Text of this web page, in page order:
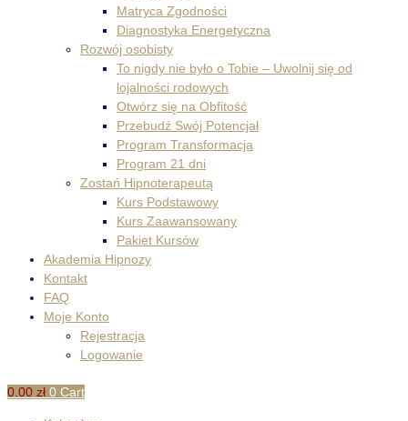
Matryca Zgodności
Diagnostyka Energetyczna
Rozwój osobisty
To nigdy nie było o Tobie – Uwolnij się od
lojalności rodowych
Otwórz się na Obfitość
Przebudź Swój Potencjał
Program Transformacja
Program 21 dni
Zostań Hipnoterapeutą
Kurs Podstawowy
Kurs Zaawansowany
Pakiet Kursów
Akademia Hipnozy
Kontakt
FAQ
Moje Konto
Rejestracja
Logowanie
0.00 zł 0 Cart